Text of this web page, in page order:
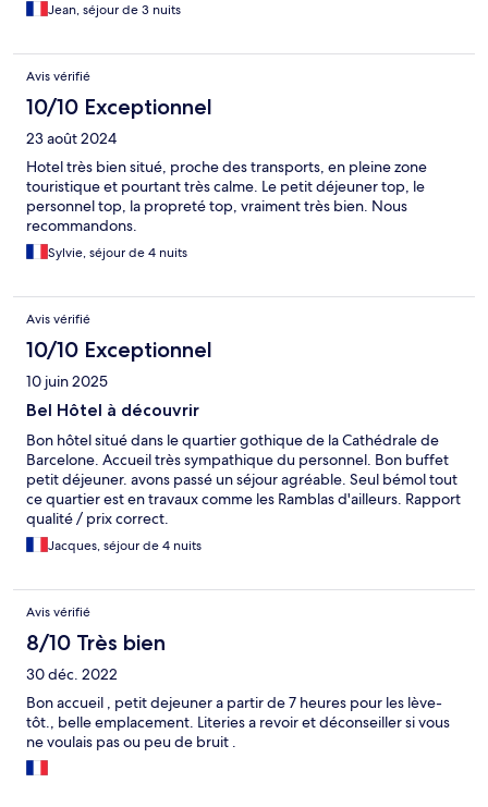
Jean, séjour de 3 nuits
Avis vérifié
10/10 Exceptionnel
23 août 2024
Hotel très bien situé, proche des transports, en pleine zone
touristique et pourtant très calme. Le petit déjeuner top, le
personnel top, la propreté top, vraiment très bien. Nous
recommandons.
Sylvie, séjour de 4 nuits
Avis vérifié
10/10 Exceptionnel
10 juin 2025
Bel Hôtel à découvrir
Bon hôtel situé dans le quartier gothique de la Cathédrale de
Barcelone. Accueil très sympathique du personnel. Bon buffet
petit déjeuner. avons passé un séjour agréable. Seul bémol tout
ce quartier est en travaux comme les Ramblas d'ailleurs. Rapport
qualité / prix correct.
Jacques, séjour de 4 nuits
Avis vérifié
8/10 Très bien
30 déc. 2022
Bon accueil , petit dejeuner a partir de 7 heures pour les lève-
tôt., belle emplacement. Literies a revoir et déconseiller si vous
ne voulais pas ou peu de bruit .